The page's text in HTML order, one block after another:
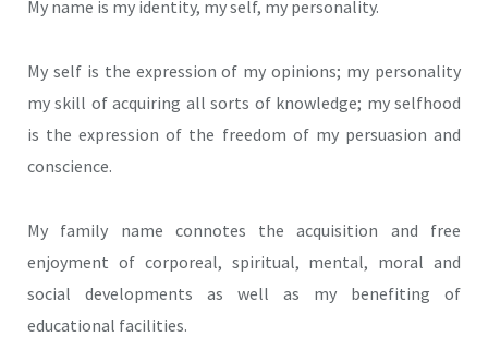
My name is my identity, my self, my personality.
My self is the expression of my opinions; my personality
my skill of acquiring all sorts of knowledge; my selfhood
is the expression of the freedom of my persuasion and
conscience.
My family name connotes the acquisition and free
enjoyment of corporeal, spiritual, mental, moral and
social developments as well as my benefiting of
educational facilities.